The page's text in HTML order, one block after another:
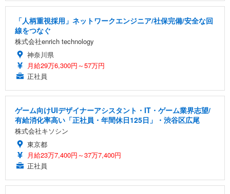
「人柄重視採用」ネットワークエンジニア/社保完備/安全な回
線をつなぐ
株式会社enrich technology
神奈川県
月給29万6,300円～57万円
正社員
ゲーム向けUIデザイナーアシスタント・IT・ゲーム業界志望/
有給消化率高い「正社員・年間休日125日」・渋谷区広尾
株式会社キソシン
東京都
月給23万7,400円～37万7,400円
正社員